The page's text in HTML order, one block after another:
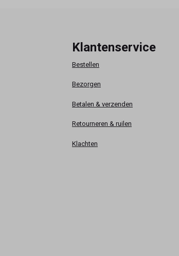
Klantenservice
Bestellen
Bezorgen
Betalen & verzenden
Retourneren & ruilen
Klachten